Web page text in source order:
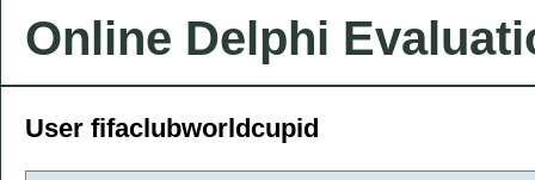
Online Delphi
User fifaclubworldcupid